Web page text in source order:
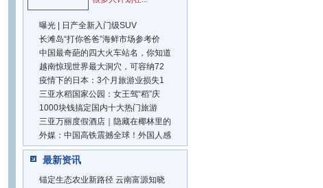
曝光 | 日产全新入门级SUV
长滩岛“打你爸爸”海鲜市场参考价
中国最奇葩的四大火车站名，你知道
越南惊现世界最大洞穴，可容纳72
疫情下的日本：3个月旅游业损失1
三亚水稻国家公园：女王驾“稻”庆
1000块钱搞定国内十大热门旅游
三亚万丽度假酒店｜隐藏在椰林里的
外媒：中国高铁震撼全球！外国人感
最新资讯
锚定生态农业新路径 云南富源知晓